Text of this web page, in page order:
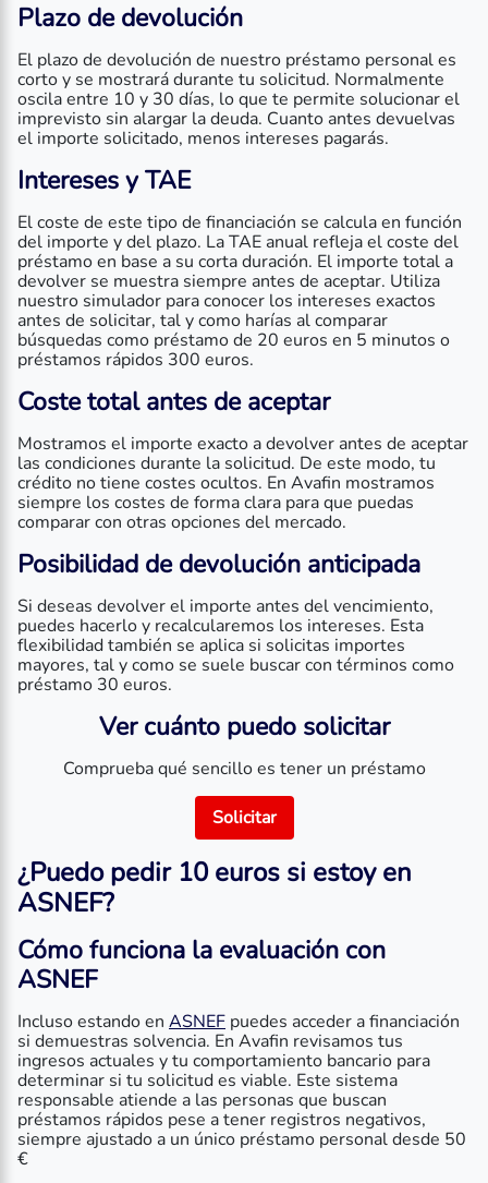
Plazo de devolución
El plazo de devolución de nuestro préstamo personal es
corto y se mostrará durante tu solicitud. Normalmente
oscila entre 10 y 30 días, lo que te permite solucionar el
imprevisto sin alargar la deuda. Cuanto antes devuelvas
el importe solicitado, menos intereses pagarás.
Intereses y TAE
El coste de este tipo de financiación se calcula en función
del importe y del plazo. La TAE anual refleja el coste del
préstamo en base a su corta duración. El importe total a
devolver se muestra siempre antes de aceptar. Utiliza
nuestro simulador para conocer los intereses exactos
antes de solicitar, tal y como harías al comparar
búsquedas como préstamo de 20 euros en 5 minutos o
préstamos rápidos 300 euros.
Coste total antes de aceptar
Mostramos el importe exacto a devolver antes de aceptar
las condiciones durante la solicitud. De este modo, tu
crédito no tiene costes ocultos. En Avafin mostramos
siempre los costes de forma clara para que puedas
comparar con otras opciones del mercado.
Posibilidad de devolución anticipada
Si deseas devolver el importe antes del vencimiento,
puedes hacerlo y recalcularemos los intereses. Esta
flexibilidad también se aplica si solicitas importes
mayores, tal y como se suele buscar con términos como
préstamo 30 euros.
Ver cuánto puedo solicitar
Comprueba qué sencillo es tener un préstamo
Solicitar
¿Puedo pedir 10 euros si estoy en
ASNEF?
Cómo funciona la evaluación con
ASNEF
Incluso estando en ASNEF puedes acceder a financiación
si demuestras solvencia. En Avafin revisamos tus
ingresos actuales y tu comportamiento bancario para
determinar si tu solicitud es viable. Este sistema
responsable atiende a las personas que buscan
préstamos rápidos pese a tener registros negativos,
siempre ajustado a un único préstamo personal desde 50
€